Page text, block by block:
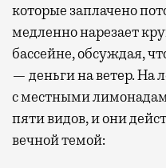
которые заплачено
медленно нарезает
бассейне, обсуждая,
— деньги на ветер. На
с местными
пяти видов, и они
вечной темой: